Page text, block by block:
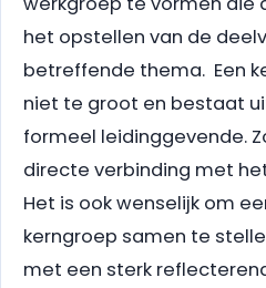
het opstellen van de
betreffende thema. Een
niet te groot en bestaat
formeel leidinggevende.
directe verbinding met
Het is ook wenselijk om
kerngroep samen te
met een sterk